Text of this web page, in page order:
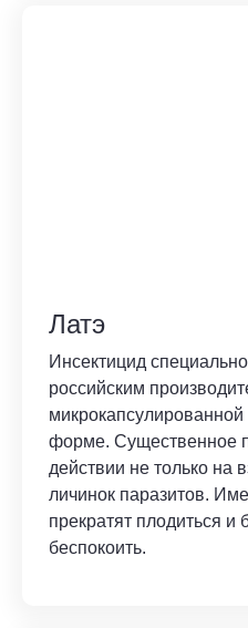
Латэ
Инсектицид
российским
форме. Существенное
действии не только на
личинок паразитов.
прекратят плодиться и
беспокоить.